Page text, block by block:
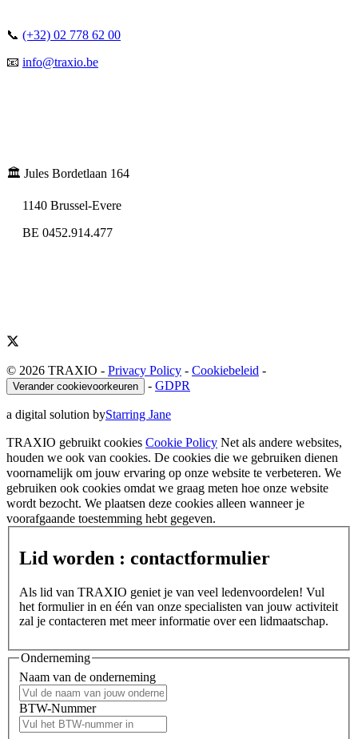
📞 (+32) 02 778 62 00
📧 info@traxio.be
🏛️ Jules Bordetlaan 164
1140 Brussel-Evere
BE 0452.914.477
© 2026 TRAXIO - Privacy Policy - Cookiebeleid -
Verander cookievoorkeuren - GDPR
a digital solution byStarring Jane
TRAXIO gebruikt cookies Cookie Policy Net als andere websites,
houden we ook van cookies. De cookies die we gebruiken dienen
voornamelijk om jouw ervaring op onze website te verbeteren. We
gebruiken ook cookies omdat we graag meten hoe onze website
wordt bezocht. We plaatsen deze cookies alleen wanneer je
voorafgaande toestemming hebt gegeven.
Lid worden : contactformulier
Als lid van TRAXIO geniet je van veel ledenvoordelen! Vul
het formulier in en één van onze specialisten van jouw activiteit
zal je contacteren met meer informatie over een lidmaatschap.
Onderneming
Naam van de onderneming
BTW-Nummer